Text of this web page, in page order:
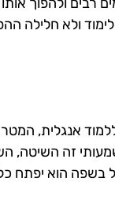
ולא חלילה
ללמוד אנגלית,
זה השיטה,
הוא יפתח